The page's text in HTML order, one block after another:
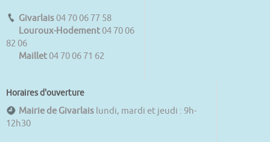
Givarlais 04 70 06 77 58
Louroux-Hodement 04 70 06
82 06
Maillet 04 70 06 71 62
Horaires d'ouverture
Mairie de Givarlais lundi, mardi et jeudi : 9h-
12h30